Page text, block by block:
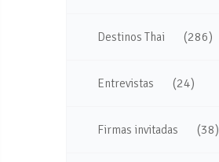
Destinos Thai (286)
Entrevistas (24)
Firmas invitadas (38)